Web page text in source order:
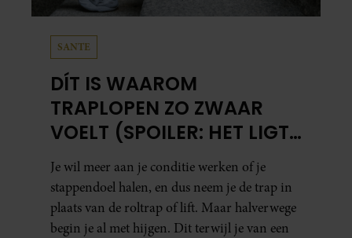
SANTE
DÍT IS WAAROM
TRAPLOPEN ZO ZWAAR
VOELT (SPOILER: HET LIGT
NIET AAN JE CONDITIE)
Je wil meer aan je conditie werken of je
stappendoel halen, en dus neem je de trap in
plaats van de roltrap of lift. Maar halverwege
begin je al met hijgen. Dit terwijl je van een